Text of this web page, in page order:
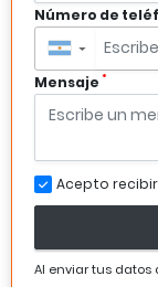
Número de
▼
Mensaje *
Acepto
Al enviar tus datos